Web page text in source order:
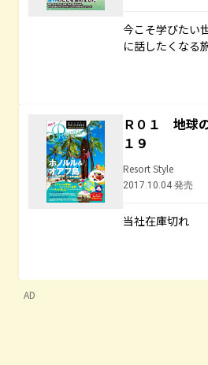
今こそ学びたい
に話したくなる
Ｒ０１ 地球
１９
Resort Style
2017.10.04 発売
当社在庫切れ
AD